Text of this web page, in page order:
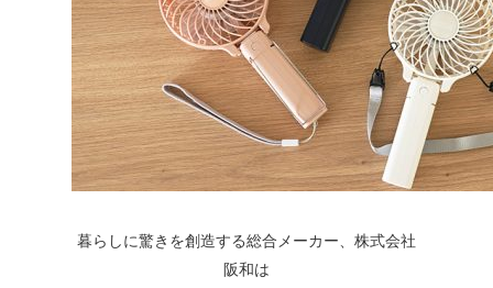
暮らしに驚きを創造する総合メーカー、株式会社
阪和は